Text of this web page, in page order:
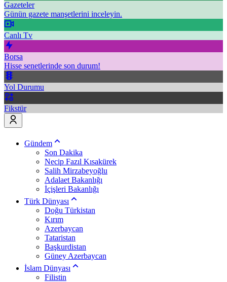
Gazeteler
Günün gazete manşetlerini inceleyin.
Canlı Tv
Borsa
Hisse senetlerinde son durum!
Yol Durumu
Fikstür
Gündem
Son Dakika
Necip Fazıl Kısakürek
Salih Mirzabeyoğlu
Adalaet Bakanlığı
İçişleri Bakanlığı
Türk Dünyası
Doğu Türkistan
Kırım
Azerbaycan
Tataristan
Başkurdistan
Güney Azerbaycan
İslam Dünyası
Filistin